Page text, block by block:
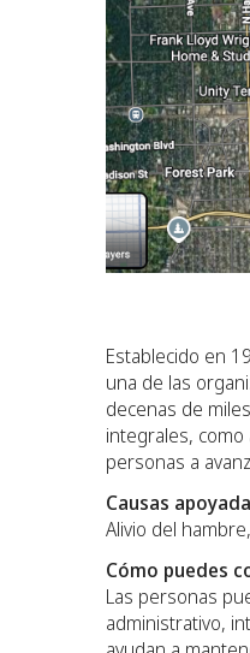
Establecido en
una de las
decenas de
integrales, como
personas a
Causas
Alivio del
Cómo puedes
Las personas
administrativo,